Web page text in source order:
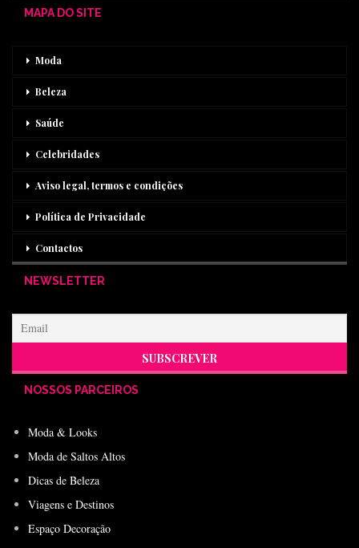
MAPA DO SITE
Moda
Beleza
Saúde
Celebridades
Aviso legal, termos e condições
Política de Privacidade
Contactos
NEWSLETTER
NOSSOS PARCEIROS
Moda & Looks
Moda de Saltos Altos
Dicas de Beleza
Viagens e Destinos
Espaço Decoração